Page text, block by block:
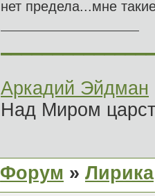
нет предела...мне
Аркадий Эйдман
Над Миром
Форум » Лирика